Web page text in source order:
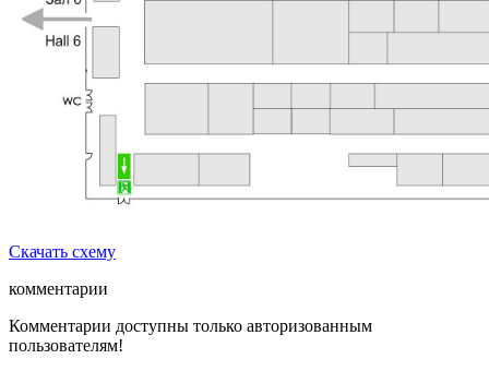
Скачать схему
комментарии
Комментарии доступны только авторизованным
пользователям!